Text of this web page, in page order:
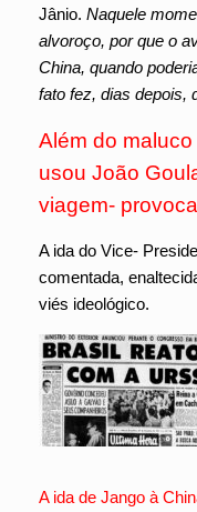
Jânio. Naquele
alvoroço, por que o
China, quando
fato fez, dias depois,
Além do
usou João
viagem-
A ida do Vice-
comentada,
viés ideológico.
A ida de Jango à